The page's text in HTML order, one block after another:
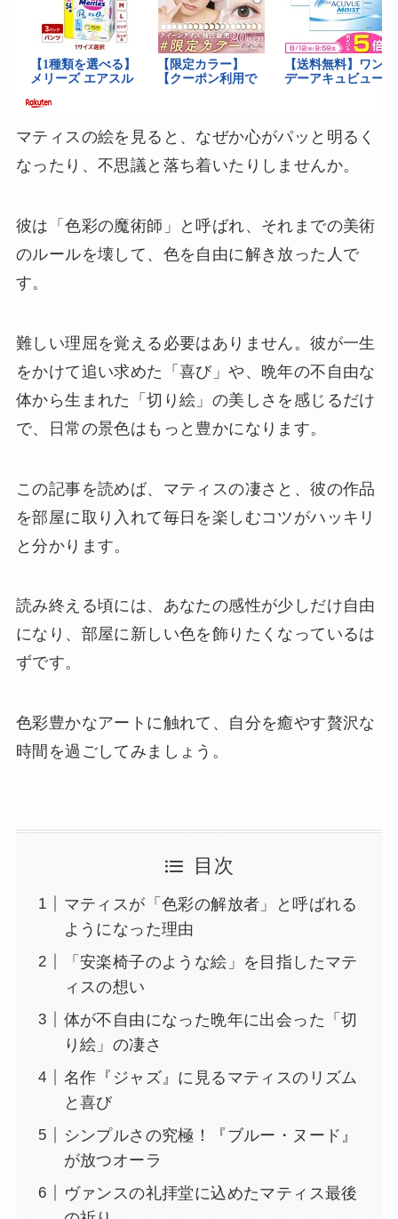
マティスの絵を見ると、なぜか心がパッと明るく
なったり、不思議と落ち着いたりしませんか。
彼は「色彩の魔術師」と呼ばれ、それまでの美術
のルールを壊して、色を自由に解き放った人で
す。
難しい理屈を覚える必要はありません。彼が一生
をかけて追い求めた「喜び」や、晩年の不自由な
体から生まれた「切り絵」の美しさを感じるだけ
で、日常の景色はもっと豊かになります。
この記事を読めば、マティスの凄さと、彼の作品
を部屋に取り入れて毎日を楽しむコツがハッキリ
と分かります。
読み終える頃には、あなたの感性が少しだけ自由
になり、部屋に新しい色を飾りたくなっているは
ずです。
色彩豊かなアートに触れて、自分を癒やす贅沢な
時間を過ごしてみましょう。
目次
マティスが「色彩の解放者」と呼ばれる
ようになった理由
「安楽椅子のような絵」を目指したマテ
ィスの想い
体が不自由になった晩年に出会った「切
り絵」の凄さ
名作『ジャズ』に見るマティスのリズム
と喜び
シンプルさの究極！『ブルー・ヌード』
が放つオーラ
ヴァンスの礼拝堂に込めたマティス最後